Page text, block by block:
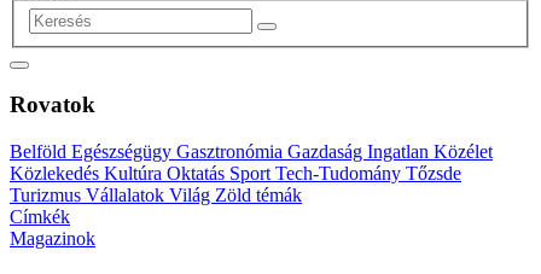
Rovatok
Belföld Egészségügy Gasztronómia Gazdaság Ingatlan Közélet
Közlekedés Kultúra Oktatás Sport Tech-Tudomány Tőzsde
Turizmus Vállalatok Világ Zöld témák
Címkék
Magazinok